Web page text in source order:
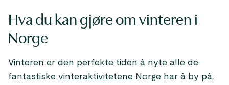
Hva du kan gjøre om vinteren i
Norge
Vinteren er den perfekte tiden å nyte alle de
fantastiske vinteraktivitetene Norge har å by på,